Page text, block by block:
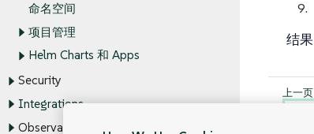
命名空间
项目管理
Helm Charts 和 Apps
Security
Integrations
Observability
结果